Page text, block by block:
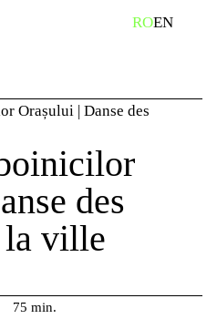
ROEN
Orașului | Danse des
des
la ville
75 min.